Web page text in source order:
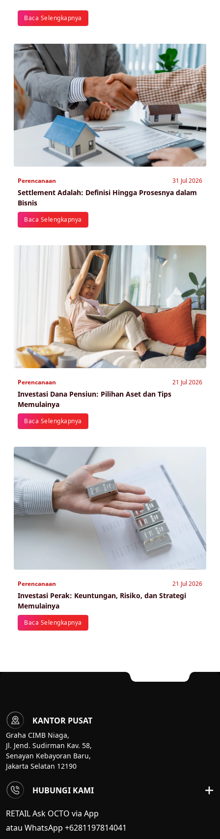
Baca Selengkapnya
Perencanaan 31 Jul 2026
Settlement Adalah: Definisi Hingga Prosesnya dalam
Bisnis
Baca Selengkapnya
Perencanaan 21 Jul 2026
Investasi Dana Pensiun: Pilihan Aset dan Tips
Memulainya
Baca Selengkapnya
Perencanaan 21 Jul 2026
Investasi Perak: Keuntungan, Risiko, dan Strategi
Memulainya
Baca Selengkapnya
KANTOR PUSAT
Graha CIMB Niaga,
Jl. Jend. Sudirman Kav. 58,
Senayan Kebayoran Baru,
Jakarta Selatan 12190
HUBUNGI KAMI
RETAIL Ask OCTO via App
atau WhatsApp +6281197814041